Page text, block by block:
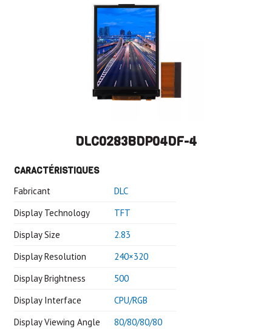
DLC0283BDP04DF-4
CARACTÉRISTIQUES
Fabricant
DLC
Display Technology
TFT
Display Size
2.83
Display Resolution
240×320
Display Brightness
500
Display Interface
CPU/RGB
Display Viewing Angle
80/80/80/80